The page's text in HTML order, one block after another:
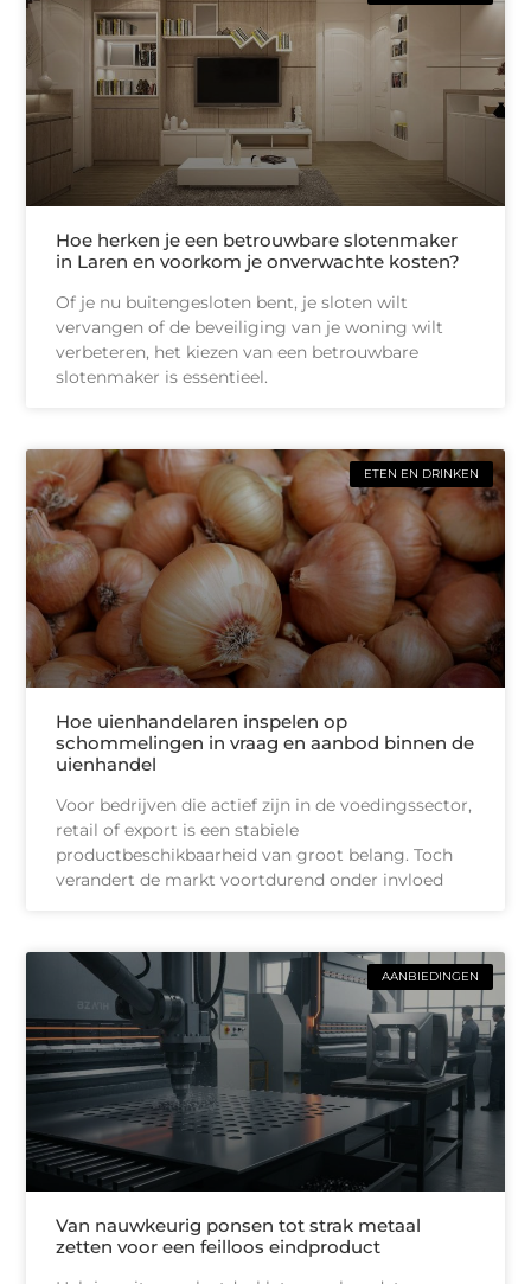
Hoe herken je een betrouwbare slotenmaker
in Laren en voorkom je onverwachte kosten?
Of je nu buitengesloten bent, je sloten wilt
vervangen of de beveiliging van je woning wilt
verbeteren, het kiezen van een betrouwbare
slotenmaker is essentieel.
ETEN EN DRINKEN
Hoe uienhandelaren inspelen op
schommelingen in vraag en aanbod binnen de
uienhandel
Voor bedrijven die actief zijn in de voedingssector,
retail of export is een stabiele
productbeschikbaarheid van groot belang. Toch
verandert de markt voortdurend onder invloed
AANBIEDINGEN
Van nauwkeurig ponsen tot strak metaal
zetten voor een feilloos eindproduct